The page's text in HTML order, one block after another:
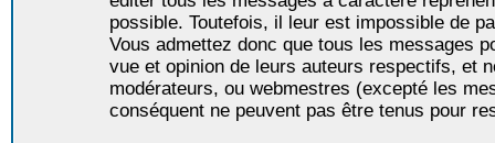
possible. Toutefois, il leur est impossible de
Vous admettez donc que tous les messages
vue et opinion de leurs auteurs respectifs, et
modérateurs, ou webmestres (excepté les
conséquent ne peuvent pas être tenus pour